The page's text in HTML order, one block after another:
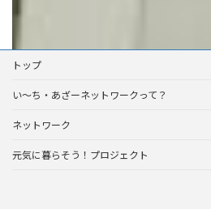
トップ
い～ち・あざーネットワークって？
ネットワーク
元気に暮らそう！プロジェクト